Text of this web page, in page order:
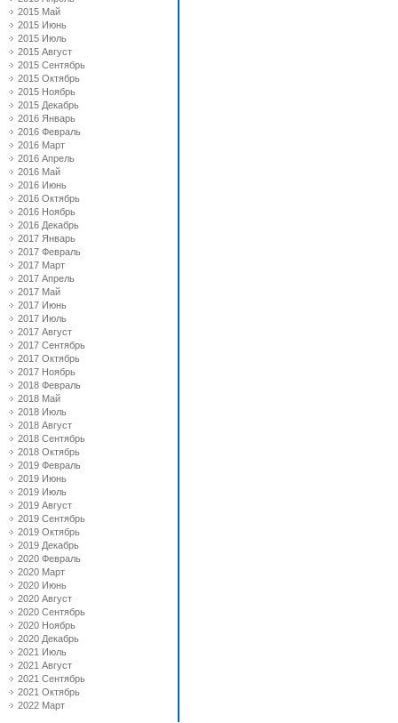
2015 Май
2015 Июнь
2015 Июль
2015 Август
2015 Сентябрь
2015 Октябрь
2015 Ноябрь
2015 Декабрь
2016 Январь
2016 Февраль
2016 Март
2016 Апрель
2016 Май
2016 Июнь
2016 Октябрь
2016 Ноябрь
2016 Декабрь
2017 Январь
2017 Февраль
2017 Март
2017 Апрель
2017 Май
2017 Июнь
2017 Июль
2017 Август
2017 Сентябрь
2017 Октябрь
2017 Ноябрь
2018 Февраль
2018 Май
2018 Июль
2018 Август
2018 Сентябрь
2018 Октябрь
2019 Февраль
2019 Июнь
2019 Июль
2019 Август
2019 Сентябрь
2019 Октябрь
2019 Декабрь
2020 Февраль
2020 Март
2020 Июнь
2020 Август
2020 Сентябрь
2020 Ноябрь
2020 Декабрь
2021 Июль
2021 Август
2021 Сентябрь
2021 Октябрь
2022 Март